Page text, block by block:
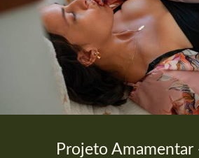
Projeto Amamentar